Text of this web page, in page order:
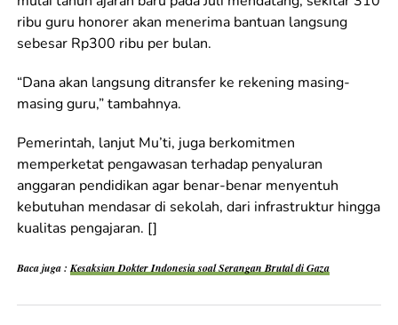
ribu guru honorer akan menerima bantuan langsung
sebesar Rp300 ribu per bulan.
“Dana akan langsung ditransfer ke rekening masing-
masing guru,” tambahnya.
Pemerintah, lanjut Mu’ti, juga berkomitmen
memperketat pengawasan terhadap penyaluran
anggaran pendidikan agar benar-benar menyentuh
kebutuhan mendasar di sekolah, dari infrastruktur hingga
kualitas pengajaran. []
Baca juga : Kesaksian Dokter Indonesia soal Serangan Brutal di Gaza